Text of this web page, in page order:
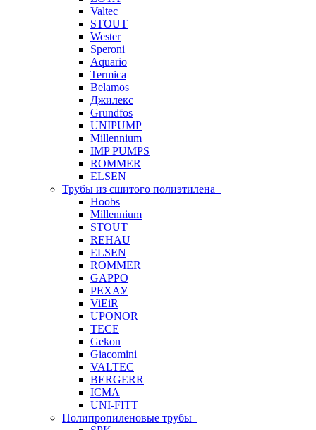
Valtec
STOUT
Wester
Speroni
Aquario
Termica
Belamos
Джилекс
Grundfos
UNIPUMP
Millennium
IMP PUMPS
ROMMER
ELSEN
Трубы из сшитого полиэтилена
Hoobs
Millennium
STOUT
REHAU
ELSEN
ROMMER
GAPPO
РЕХАУ
ViEiR
UPONOR
TECE
Gekon
Giacomini
VALTEC
BERGERR
ICMA
UNI-FITT
Полипропиленовые трубы